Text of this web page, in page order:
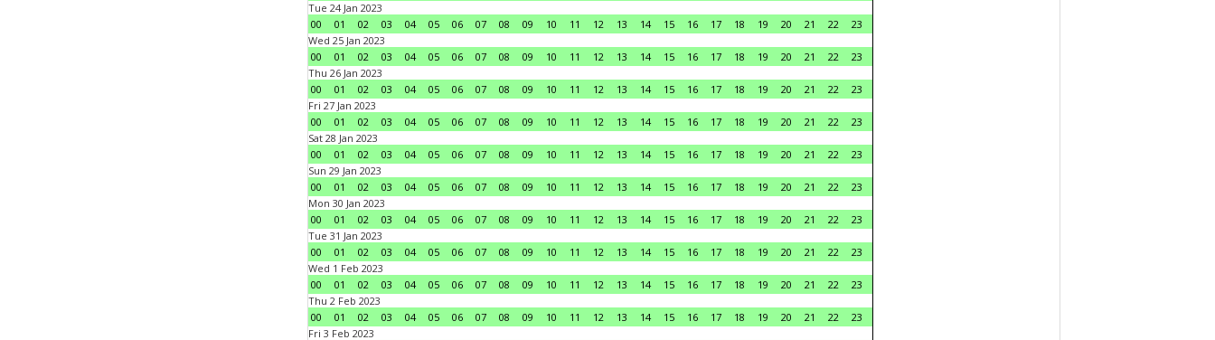
Tue 24 Jan 2023
00
01 02 03 04 05 06 07 08 09 10 11 12 13 14 15 16 17 18 19 20 21 22
23
Wed 25 Jan 2023
00
01 02 03 04 05 06 07 08 09 10 11 12 13 14 15 16 17 18 19 20 21 22
23
Thu 26 Jan 2023
00
01 02 03 04 05 06 07 08 09 10 11 12 13 14 15 16 17 18 19 20 21 22
23
Fri 27 Jan 2023
00
01 02 03 04 05 06 07 08 09 10 11 12 13 14 15 16 17 18 19 20 21 22
23
Sat 28 Jan 2023
00
01 02 03 04 05 06 07 08 09 10 11 12 13 14 15 16 17 18 19 20 21 22
23
Sun 29 Jan 2023
00
01 02 03 04 05 06 07 08 09 10 11 12 13 14 15 16 17 18 19 20 21 22
23
Mon 30 Jan 2023
00
01 02 03 04 05 06 07 08 09 10 11 12 13 14 15 16 17 18 19 20 21 22
23
Tue 31 Jan 2023
00
01 02 03 04 05 06 07 08 09 10 11 12 13 14 15 16 17 18 19 20 21 22
23
Wed 1 Feb 2023
00
01 02 03 04 05 06 07 08 09 10 11 12 13 14 15 16 17 18 19 20 21 22
23
Thu 2 Feb 2023
00
01 02 03 04 05 06 07 08 09 10 11 12 13 14 15 16 17 18 19 20 21 22
23
Fri 3 Feb 2023